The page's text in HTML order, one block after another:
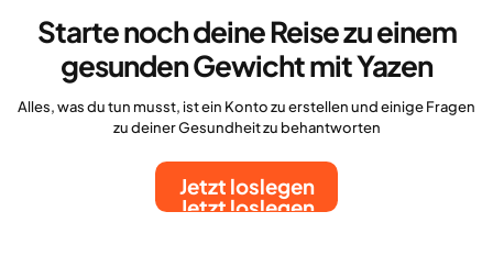
Starte noch deine Reise zu einem
gesunden Gewicht mit Yazen
Alles, was du tun musst, ist ein Konto zu erstellen und einige Fragen
zu deiner Gesundheit zu behantworten
Jetzt loslegen
Jetzt loslegen